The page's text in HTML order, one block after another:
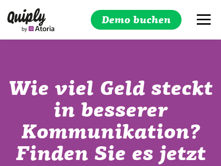
Demo buchen
Suchen
Wie viel Geld steckt
in besserer
Kommunikation?
Finden Sie es jetzt